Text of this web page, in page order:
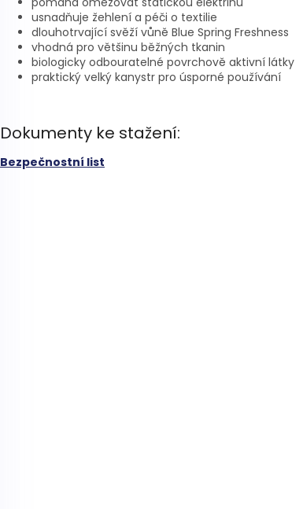
usnadňuje žehlení a péči o textilie
dlouhotrvající svěží vůně Blue Spring Freshness
vhodná pro většinu běžných tkanin
biologicky odbouratelné povrchově aktivní látky
praktický velký kanystr pro úsporné používání
Dokumenty ke stažení:
Bezpečnostní list